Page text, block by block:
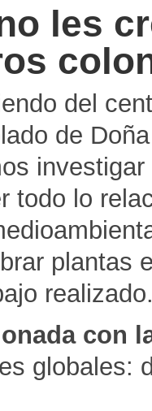
les
del
de
todo lo
plantas
con
globales: